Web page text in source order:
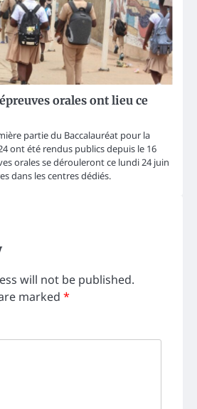
orales ont lieu ce
partie du Baccalauréat pour la
ont été rendus publics depuis le 16
orales se dérouleront ce lundi 24 juin
dans les centres dédiés.
will not be published.
marked *